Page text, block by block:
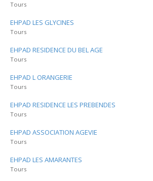
Tours
EHPAD LES GLYCINES
Tours
EHPAD RESIDENCE DU BEL AGE
Tours
EHPAD L ORANGERIE
Tours
EHPAD RESIDENCE LES PREBENDES
Tours
EHPAD ASSOCIATION AGEVIE
Tours
EHPAD LES AMARANTES
Tours